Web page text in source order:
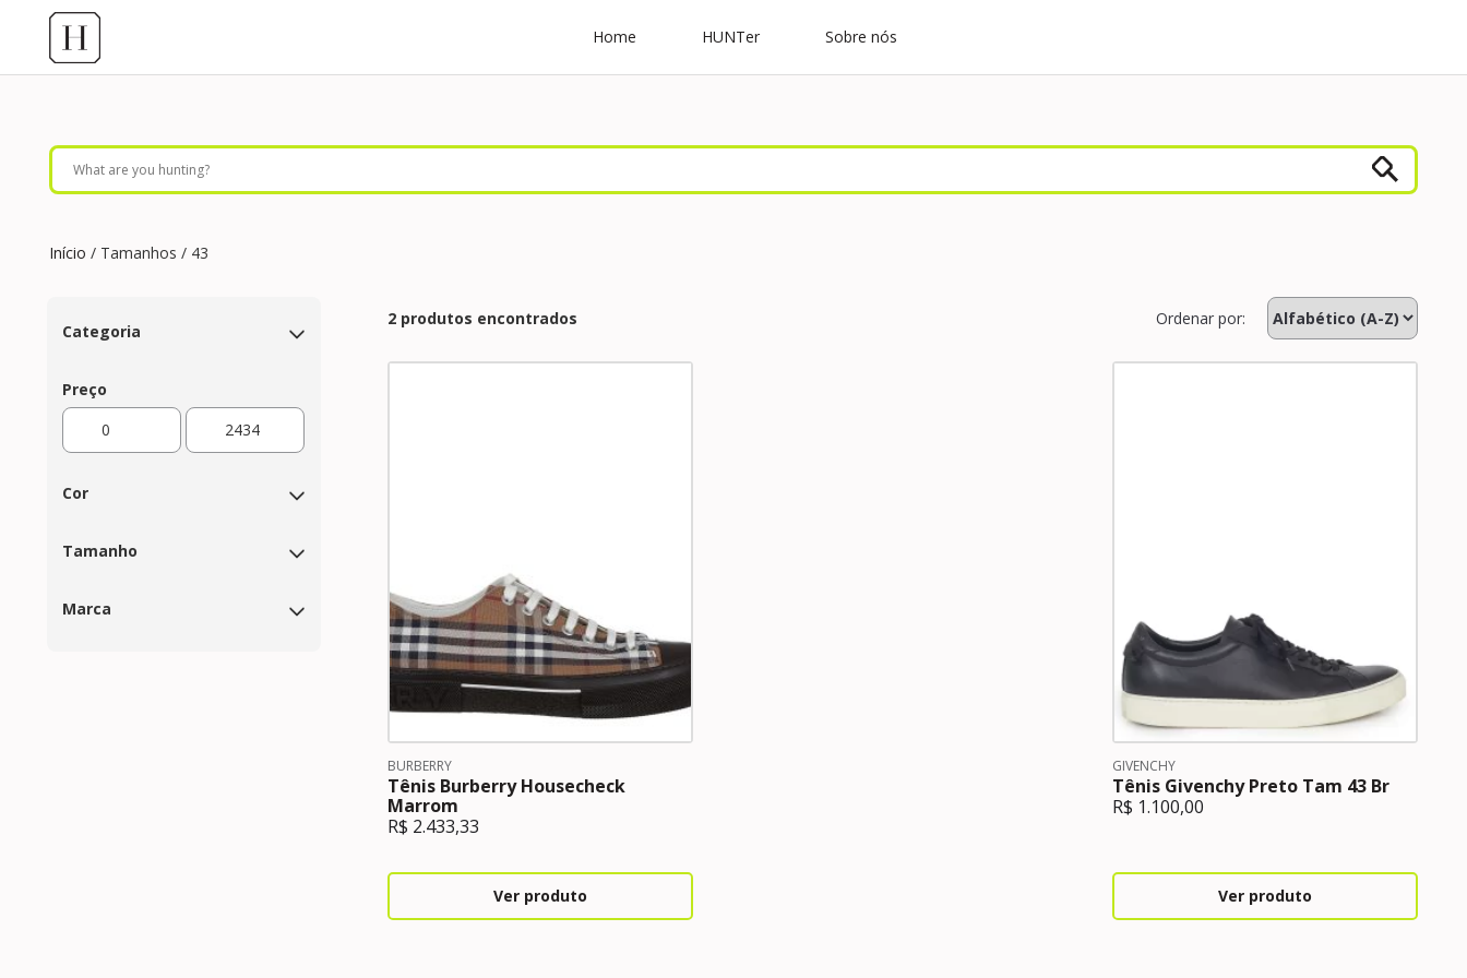
Home HUNTer Sobre nós
Início / Tamanhos / 43
Categoria
Preço
Cor
Tamanho
Marca
2 produtos encontrados Ordenar por:
BURBERRY
Tênis Burberry Housecheck
Marrom
R$ 2.433,33
Ver produto
GIVENCHY
Tênis Givenchy Preto Tam 43 Br
R$ 1.100,00
Ver produto